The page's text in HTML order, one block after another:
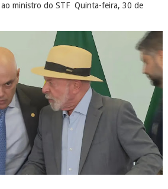
ministro do STF Quinta-feira, 30 de